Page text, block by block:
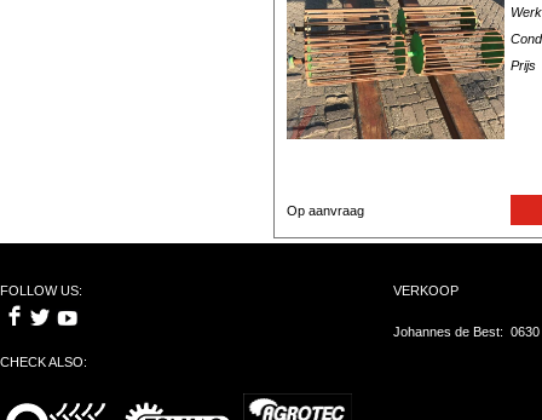
Prijs
Op aanvraag
FOLLOW US:
CHECK ALSO:
VERKOOP
Johannes de Best: 0630